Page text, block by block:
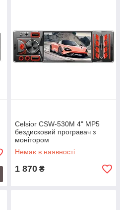
Celsior CSW-530M 4" MP5
бездисковий програвач з
монітором
Немає в наявності
1 870 ₴